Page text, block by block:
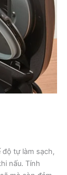
độ tự làm sạch,
nấu. Tính